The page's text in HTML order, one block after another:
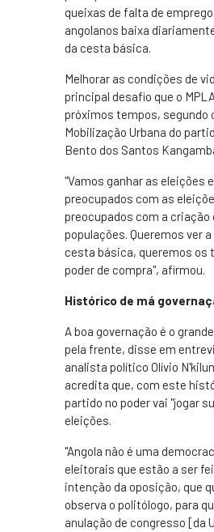
queixas de falta de
angolanos baixa
da cesta básica.
Melhorar as condições de
principal desafio que o
próximos tempos, segundo
Mobilização Urbana do
Bento dos Santos
"Vamos ganhar as eleições
preocupados com as
preocupados com a criação
populações. Queremos ver
cesta básica, queremos os
poder de compra", afirmou.
Histórico de má
A boa governação é o
pela frente, disse em
analista político Olívio
acredita que, com este
partido no poder vai "jogar
eleições.
"Angola não é uma
eleitorais que estão a ser
intenção da oposição, que
observa o politólogo, para
anulação de congresso [da